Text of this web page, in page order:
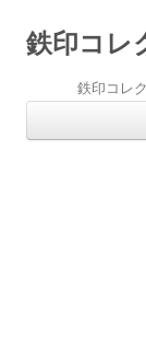
鉄印コレ
鉄印コレ